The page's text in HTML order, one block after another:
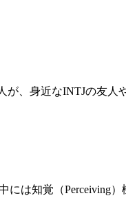
、身近なINTJの友人
は知覚（Perceiving